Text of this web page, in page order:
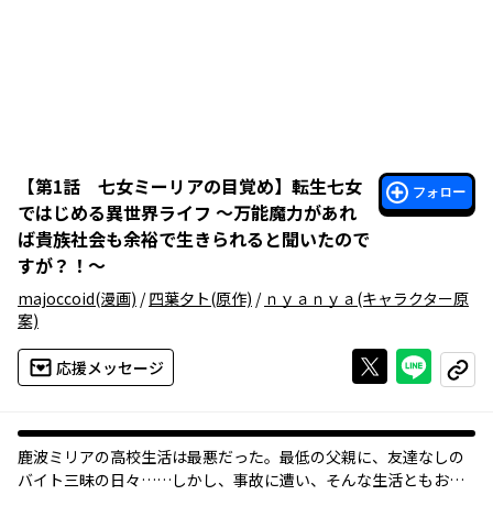
【第1話 七女ミーリアの目覚め】 転生七女
ではじめる異世界ライフ ～万能魔力があれ
ば貴族社会も余裕で生きられると聞いたので
すが？！～
フォロー
majoccoid(漫画) /四葉夕ト(原作) / ｎｙａｎｙａ (キャラクター原
案)
応援メッセージ Xで投稿する
ライン
コピー
鹿波ミリアの高校生活は最悪だった。最低の父親に、友達なしの
バイト三昧の日々……しかし、事故に遭い、そんな生活ともおさ